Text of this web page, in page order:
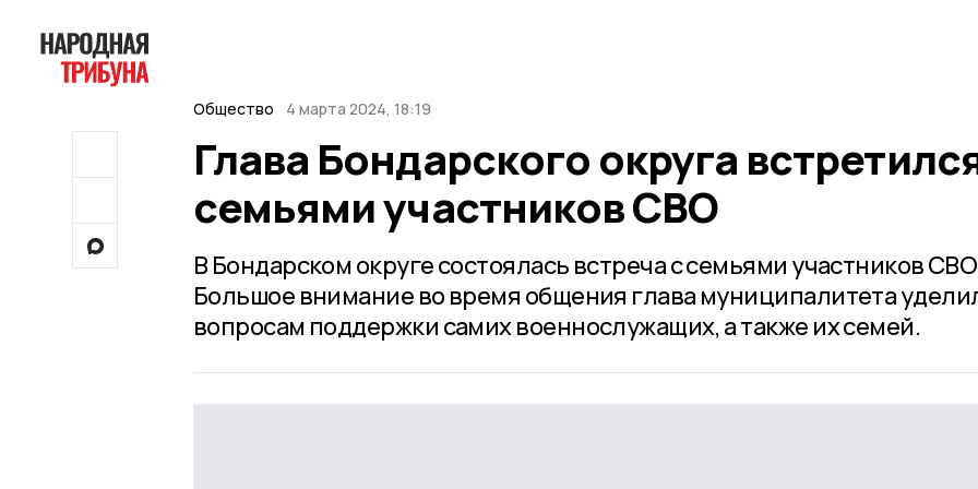
Общество 4 марта 2024, 18:19
Глава Бондарского округа
семьями участников СВО
В Бондарском округе состоялась встреча с семьями участников
Большое внимание во время общения глава муниципалитета
вопросам поддержки самих военнослужащих, а также их семей.